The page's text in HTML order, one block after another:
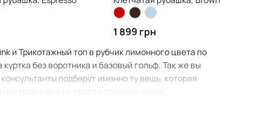
1 899 грн
и Трикотажный топ в рубчик лимонного цвета по
без воротника и базовый гольф. Так же вы
подберут именно ту вещь, которая
а не просто продаем вещи!